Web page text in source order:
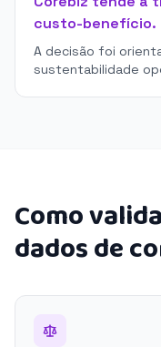
custo-benefício.
A decisão foi
sustentabilidade
Como
dados de